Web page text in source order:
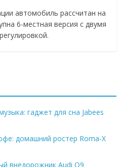
автомобиль рассчитан на
6-местная версия с двумя
гаджет для сна Jabees
домашний ростер Roma-X
внедорожник Audi Q9